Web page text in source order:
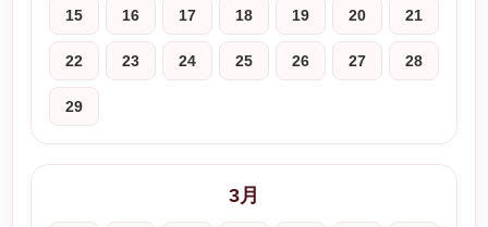
15 16 17 18 19 20 21
22 23 24 25 26 27 28
29
3月